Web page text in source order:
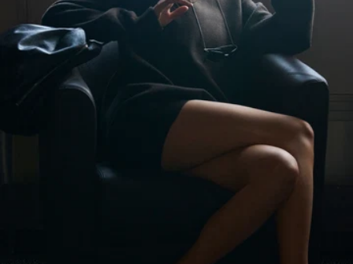
den Store eine Serie von Objekten geschaffen, die
in der Küche präsentiert werden und für den
täglichen Gebrauch gedacht sind. Der umliegende
Garten belebt das Grundstück neu und verlängert
das Gefühl von Ruhe und Gelassenheit.